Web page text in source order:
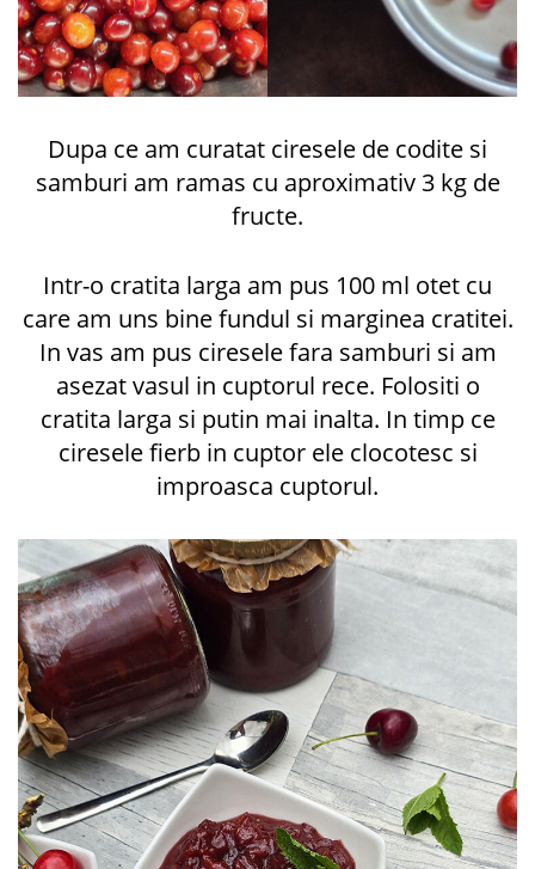
Dupa ce am curatat ciresele de codite si
samburi am ramas cu aproximativ 3 kg de
fructe.
Intr-o cratita larga am pus 100 ml otet cu
care am uns bine fundul si marginea cratitei.
In vas am pus ciresele fara samburi si am
asezat vasul in cuptorul rece. Folositi o
cratita larga si putin mai inalta. In timp ce
ciresele fierb in cuptor ele clocotesc si
improasca cuptorul.